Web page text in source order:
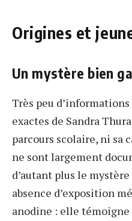
Origines et
Un mystère bien
Très peu
exactes de Sandra
parcours scolaire, ni sa
ne sont largement
d’autant plus le
absence d’exposition
anodine : elle